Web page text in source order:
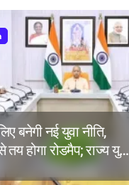
बनेगी नई युवा नीति,
होगा रोडमैप; राज्य युवा
भी मंथन